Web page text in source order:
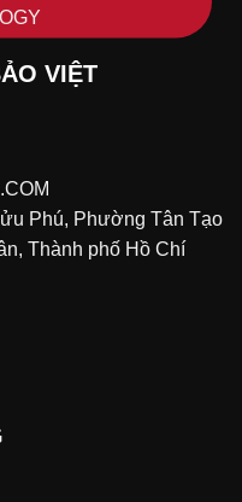
VIỆT
Phú, Phường Tân Tạo
Thành phố Hồ Chí